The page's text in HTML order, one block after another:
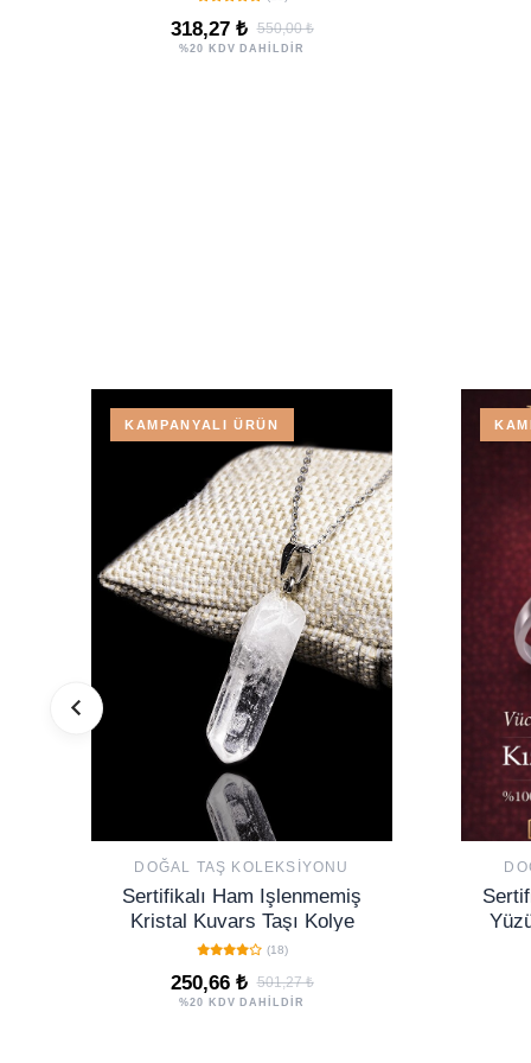
Yay Burcu
318,27 ₺ 550,00 ₺
%20 KDV DAHİLDİR
KAMPANYALI ÜRÜN
DOĞAL TAŞ KOLEKSIYONU
Sertifikalı Ham Işlenmemiş
Kristal Kuvars Taşı Kolye
(18)
250,66 ₺ 501,27 ₺
%20 KDV DAHİLDİR